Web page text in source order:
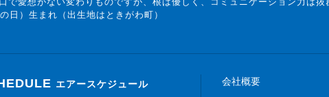
日）生まれ（出生地はときがわ町）
エアースケジュール 会社概要